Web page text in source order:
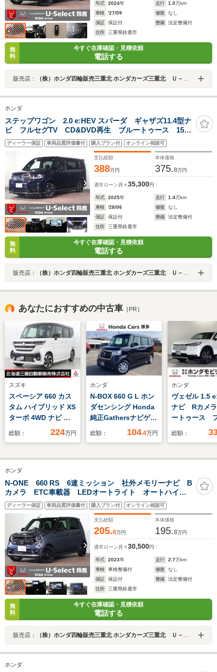
年式 2024年 走行 1.0万km
車検
'27/09 修復
なし
保証
保証付 整備
法定整備付
住所
三重県鈴鹿市
無
料
今すぐ在庫確認・見積依頼
電話する
販売店： （株）ホンダ四輪販売三重北 ホンダカーズ三重北 Ｕ－Ｓｅｌｅｃｔ鈴鹿
ホンダ
ステップワゴン 2.0 e:HEV スパーダ ギャザズ11.4型ナ
ビ フルセグTV CD&DVD再生 ブルートゥース 15.4
型フリップダウンモニター バックカメラ ETC2.0 両
側電動スライドドア シートヒーター LED ワンオー
ナー 禁煙車
ディーラー保証 車両品質評価書付 購入プラン付 オンライン相談可
支払総額
388万円
本体価格
375.8万円
通常ローン 月々35,300円
年式 2025年 走行 1.4万km
車検
'28/06 修復
なし
保証
保証付 整備
法定整備付
住所
三重県鈴鹿市
無
料
今すぐ在庫確認・見積依頼
電話する
販売店： （株）ホンダ四輪販売三重北 ホンダカーズ三重北 Ｕ－Ｓｅｌｅｃｔ鈴鹿
あなたにおすすめの中古車 ［PR］
スズキ
スペーシア 660 カス
タム ハイブリッド XS
ターボ 4WD ナビ バ
ックカメラ 積み込み
レコーダー ETC シー
トヒーター レーンキ
ープアシスト ハーフ
レザーシート
総額： 224万円
ホンダ
N-BOX 660 G L ホン
ダセンシング Honda
純正Gathersナビゲー
ション ETC フルオ
席用iサイドエアバッ
ーテンエアバック装備
総額： 104.4万円
ホンダ
ヴェゼル 1.5
ナビ Rカメ
ートゥース
総額：
ホンダ
N-ONE 660 RS 6速ミッション 社外メモリーナビ B
カメラ ETC車載器 LEDオートライト オートハイビ
ーム ワンオーナー Pセンサ- Sヒーター ハーフレザ
ーS Hセンシング ターボ USB充電 純正15AW
ディーラー保証 車両品質評価書付 購入プラン付 オンライン相談可
支払総額
205.6万円
本体価格
195.8万円
通常ローン 月々30,500円
年式 2023年 走行 2.7万km
車検
車検整備付 修復
なし
保証
保証付 整備
法定整備付
住所
三重県鈴鹿市
無
料
今すぐ在庫確認・見積依頼
電話する
販売店： （株）ホンダ四輪販売三重北 ホンダカーズ三重北 Ｕ－Ｓｅｌｅｃｔ鈴鹿
ホンダ